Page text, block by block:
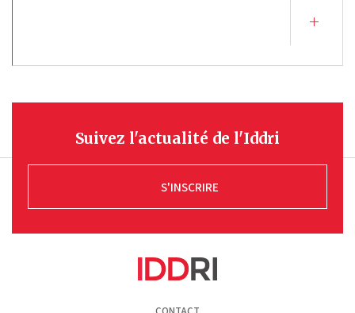
Suivez l'actualité de l'Iddri
S'INSCRIRE